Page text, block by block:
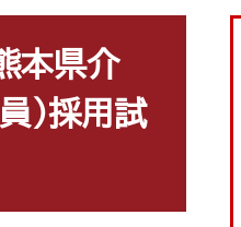
本県介
）採用試